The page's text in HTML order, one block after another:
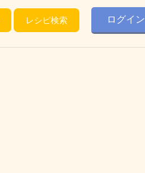
レシピ検索 ログイン